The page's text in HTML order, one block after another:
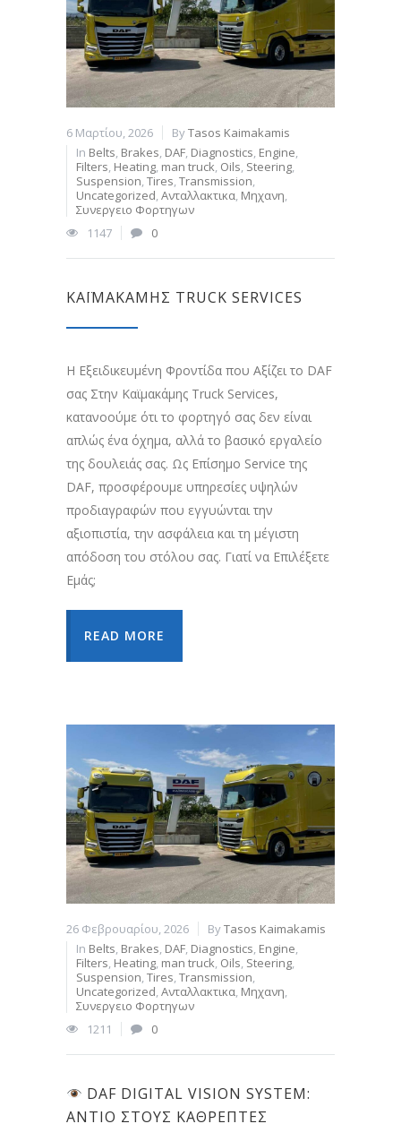
6 Μαρτίου, 2026 ByTasos Kaimakamis
In Belts, Brakes, DAF, Diagnostics, Engine,
Filters, Heating, man truck, Oils, Steering,
Suspension,Tires,Transmission,
Uncategorized,Ανταλλακτικα, Μηχανη,
Συνεργειο Φορτηγων
1147
0
ΚΑΪΜΑΚΑΜΗΣ TRUCK SERVICES
Η Εξειδικευμένη Φροντίδα που Αξίζει το DAF
σας Στην Καϊμακάμης Truck Services,
κατανοούμε ότι το φορτηγό σας δεν είναι
απλώς ένα όχημα, αλλά το βασικό εργαλείο
της δουλειάς σας. Ως Επίσημο Service της
DAF, προσφέρουμε υπηρεσίες υψηλών
προδιαγραφών που εγγυώνται την
αξιοπιστία, την ασφάλεια και τη μέγιστη
απόδοση του στόλου σας. Γιατί να Επιλέξετε
Εμάς;
READ MORE
26 Φεβρουαρίου, 2026 ByTasos Kaimakamis
In Belts, Brakes, DAF, Diagnostics, Engine,
Filters, Heating, man truck, Oils, Steering,
Suspension,Tires,Transmission,
Uncategorized,Ανταλλακτικα, Μηχανη,
Συνεργειο Φορτηγων
1211
0
DAF DIGITAL VISION SYSTEM:
ΑΝΤΊΟ ΣΤΟΥΣ ΚΑΘΡΈΠΤΕΣ